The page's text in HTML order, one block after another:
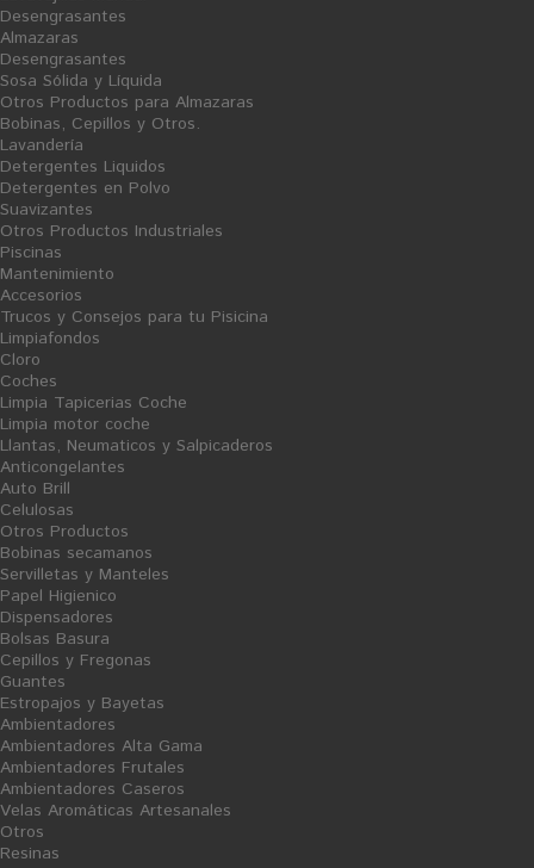
Desengrasantes
Almazaras
Desengrasantes
Sosa Sólida y Líquida
Otros Productos para Almazaras
Bobinas, Cepillos y Otros.
Lavandería
Detergentes Liquidos
Detergentes en Polvo
Suavizantes
Otros Productos Industriales
Piscinas
Mantenimiento
Accesorios
Trucos y Consejos para tu Pisicina
Limpiafondos
Cloro
Coches
Limpia Tapicerias Coche
Limpia motor coche
Llantas, Neumaticos y Salpicaderos
Anticongelantes
Auto Brill
Celulosas
Otros Productos
Bobinas secamanos
Servilletas y Manteles
Papel Higienico
Dispensadores
Bolsas Basura
Cepillos y Fregonas
Guantes
Estropajos y Bayetas
Ambientadores
Ambientadores Alta Gama
Ambientadores Frutales
Ambientadores Caseros
Velas Aromáticas Artesanales
Otros
Resinas
Agua Fuerte - Salfumán
"Kiriko"
Ficha Producto
1,43 €
Showing 1 - 2 of 2 items
Financiado por la Unión Europea-Next Generation EU
SUSCRIBIRSE AL BOLETÍN
SUBSCRIBE